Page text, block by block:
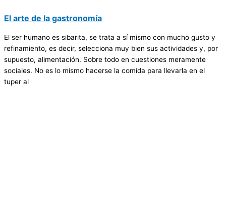
El arte de la gastronomía
El ser humano es sibarita, se trata a sí mismo con mucho gusto y
refinamiento, es decir, selecciona muy bien sus actividades y, por
supuesto, alimentación. Sobre todo en cuestiones meramente
sociales. No es lo mismo hacerse la comida para llevarla en el
tuper al